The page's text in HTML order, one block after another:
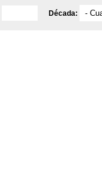
Década: